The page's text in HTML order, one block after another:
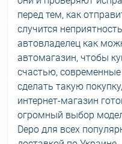
перед тем, как
случится
автовладелец как
автомагазин, чтобы
счастью,
сделать такую
интернет-магазин
огромный выбор
Depo для всех